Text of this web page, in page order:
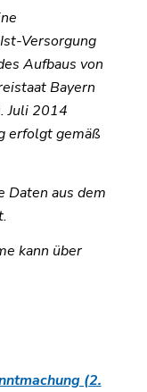
Versorgung
Aufbaus von
Bayern
Juli 2014
erfolgt gemäß
Daten aus dem
kann über
(2.